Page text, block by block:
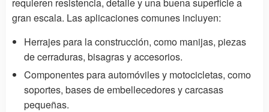
gran escala. Las aplicaciones comunes incluyen:
Herrajes para la construcción, como manijas, piezas
de cerraduras, bisagras y accesorios.
Componentes para automóviles y motocicletas, como
soportes, bases de embellecedores y carcasas
pequeñas.